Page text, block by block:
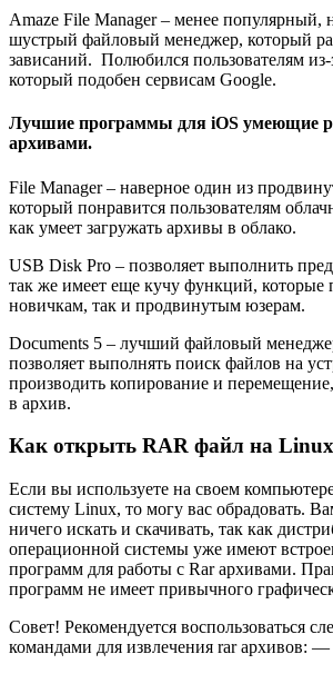
Amaze File Manager– менее популярный,
шустрый файловый менеджер, который
зависаний. Полюбился пользователям из-
который подобен сервисам Google.
Лучшие программы для iOS умеющие
архивами.
File Manager– наверное один из
который понравится пользователям
как умеет загружать архивы в облако.
USB Disk Pro – позволяет выполнить
так же имеет еще кучу функций, которые
новичкам, так и продвинутым юзерам.
Documents 5 – лучший файловый
позволяет выполнять поиск файлов на
производить копирование и
в архив.
Как открыть RAR файл на Linux
Если вы используете на своем
систему Linux, то могу вас обрадовать.
ничего искать и скачивать, так как
операционной системы уже имеют
программ для работы с Rar архивами.
программ не имеет привычного
Совет! Рекомендуется воспользоваться
командами для извлечения rar архивов: —